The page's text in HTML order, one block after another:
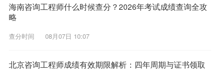
海南咨询工程师什么时候查分？2026年考试成绩查询全攻
略
查分时间 08月07日 10:07
北京咨询工程师成绩有效期限解析：四年周期与证书领取